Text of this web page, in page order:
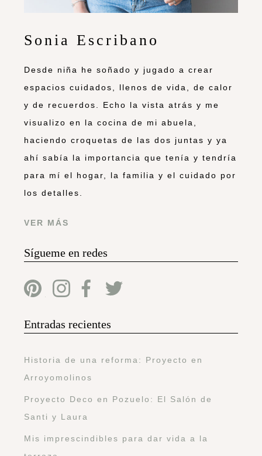
Sonia Escribano
Desde niña he soñado y jugado a crear
espacios cuidados, llenos de vida, de calor
y de recuerdos. Echo la vista atrás y me
visualizo en la cocina de mi abuela,
haciendo croquetas de las dos juntas y ya
ahí sabía la importancia que tenía y tendría
para mí el hogar, la familia y el cuidado por
los detalles.
VER MÁS
Sígueme en redes
Entradas recientes
Historia de una reforma: Proyecto en
Arroyomolinos
Proyecto Deco en Pozuelo: El Salón de
Santi y Laura
Mis imprescindibles para dar vida a la